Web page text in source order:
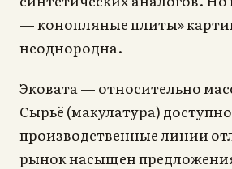
— конопляные плиты»
неоднородна.
Эковата — относительно
Сырьё (макулатура)
производственные линии
рынок насыщен